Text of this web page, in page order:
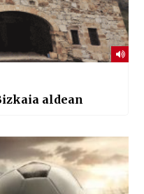
aldean